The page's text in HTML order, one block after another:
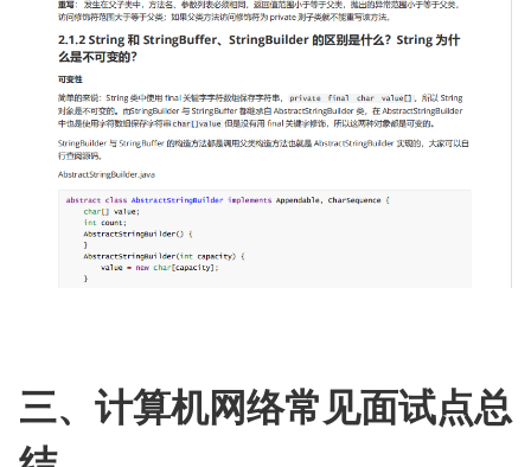
三、计算机网络常见面试点总